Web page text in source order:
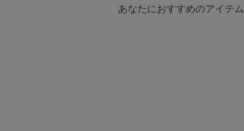
あなたにおすすめのアイテム